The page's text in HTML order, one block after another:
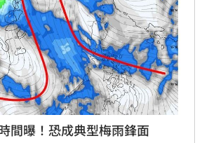
間曝！恐成典型梅雨鋒面